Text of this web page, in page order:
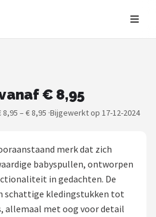
vanaf € 8,95
– € 8,95 ·Bijgewerkt op 17-12-2024
merk dat zich
babyspullen, ontworpen
in gedachten. De
schattige kledingstukken tot
allemaal met oog voor detail